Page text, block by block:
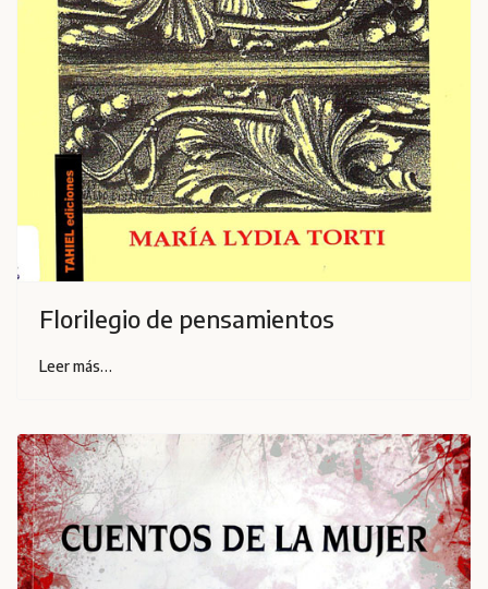
Florilegio de pensamientos
Leer más…